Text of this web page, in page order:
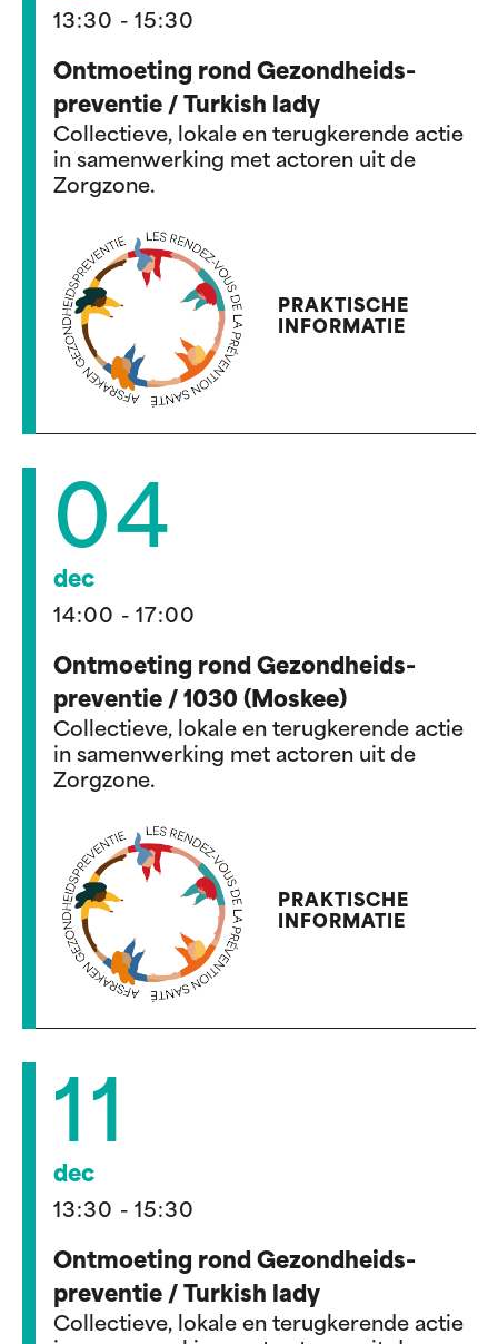
13:30 - 15:30
Ontmoeting rond Gezondheids-
preventie / Turkish lady
Collectieve, lokale en terugkerende actie
in samenwerking met actoren uit de
Zorgzone.
PRAKTISCHE
INFORMATIE
04
dec
14:00 - 17:00
Ontmoeting rond Gezondheids-
preventie / 1030 (Moskee)
Collectieve, lokale en terugkerende actie
in samenwerking met actoren uit de
Zorgzone.
PRAKTISCHE
INFORMATIE
11
dec
13:30 - 15:30
Ontmoeting rond Gezondheids-
preventie / Turkish lady
Collectieve, lokale en terugkerende actie